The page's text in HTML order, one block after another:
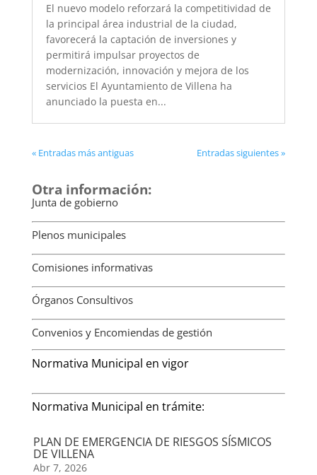
El nuevo modelo reforzará la competitividad de
la principal área industrial de la ciudad,
favorecerá la captación de inversiones y
permitirá impulsar proyectos de
modernización, innovación y mejora de los
servicios El Ayuntamiento de Villena ha
anunciado la puesta en...
« Entradas más antiguas Entradas siguientes »
Otra información:
Junta de gobierno
Plenos municipales
Comisiones informativas
Órganos Consultivos
Convenios y Encomiendas de gestión
Normativa Municipal en vigor
Normativa Municipal en trámite:
PLAN DE EMERGENCIA DE RIESGOS SÍSMICOS
DE VILLENA
Abr 7, 2026